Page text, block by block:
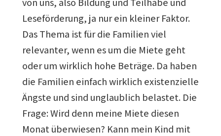
Leseförderung, ja nur ein kleiner Faktor.
Das Thema ist für die Familien viel
relevanter, wenn es um die Miete geht
oder um wirklich hohe Beträge. Da haben
die Familien einfach wirklich existenzielle
Ängste und sind unglaublich belastet. Die
Frage: Wird denn meine Miete diesen
Monat überwiesen? Kann mein Kind mit